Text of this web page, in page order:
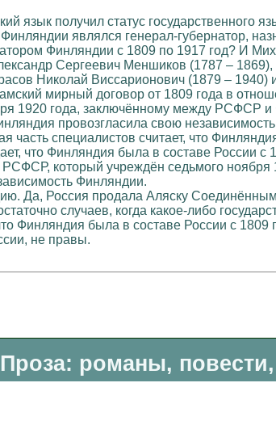
язык получил статус государственного
являлся генерал-губернатор,
Финляндии с 1809 по 1917 год? И
Сергеевич Меншиков (1787 –
Николай Виссарионович (1879 – 1940)
мирный договор от 1809 года в
1920 года, заключённому между РСФСР
провозгласила свою
часть специалистов считает, что
что Финляндия была в составе России
который учреждён седьмого ноября
Финляндии.
Да, Россия продала Аляску
случаев, когда какое-либо
Финляндия была в составе России с
не правы.
Проза: романы,